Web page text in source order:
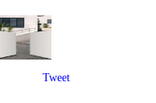
Tweet